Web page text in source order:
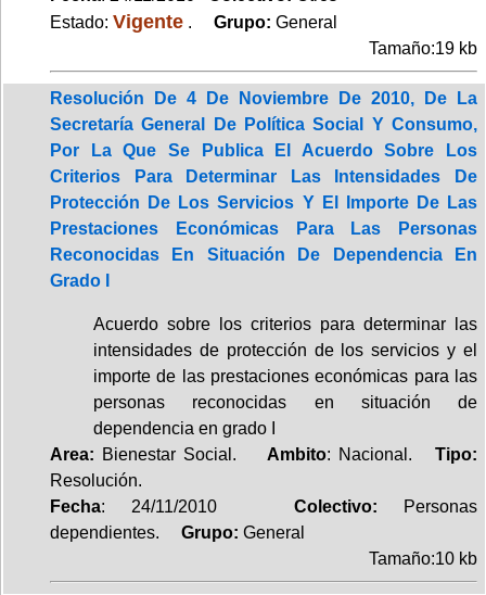
Estado: Vigente . Grupo: General
Tamaño:19 kb
Resolución De 4 De Noviembre De 2010, De La
Secretaría General De Política Social Y Consumo,
Por La Que Se Publica El Acuerdo Sobre Los
Criterios Para Determinar Las Intensidades De
Protección De Los Servicios Y El Importe De Las
Prestaciones Económicas Para Las Personas
Reconocidas En Situación De Dependencia En
Grado I
Acuerdo sobre los criterios para determinar las
intensidades de protección de los servicios y el
importe de las prestaciones económicas para las
personas reconocidas en situación de
dependencia en grado I
Area: Bienestar Social. Ambito: Nacional. Tipo:
Resolución.
Fecha: 24/11/2010Colectivo:
Personas
dependientes.
Grupo: General
Tamaño:10 kb